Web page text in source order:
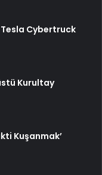
Cybertruck
Kurultay
Kuşanmak’